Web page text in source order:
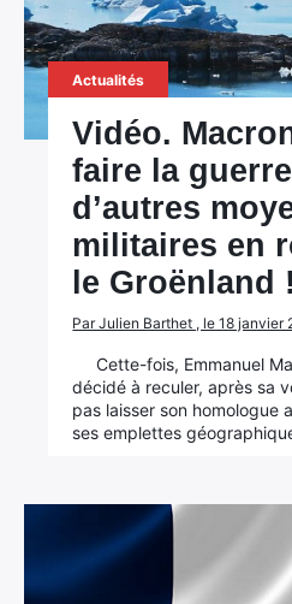
Actualités
Vidéo.
faire la
d’autres
militaires en
le Groënland !
Par Julien Barthet , le 18 janvier
Cette-fois, Emmanuel
décidé à reculer, après sa
pas laisser son homologue
ses emplettes